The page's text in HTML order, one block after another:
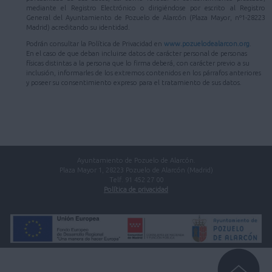
mediante el Registro Electrónico o dirigiéndose por escrito al Registro
General del Ayuntamiento de Pozuelo de Alarcón (Plaza Mayor, nº1-28223
Madrid) acreditando su identidad.
Podrán consultar la Política de Privacidad en www.pozuelodealarcon.org
En el caso de que deban incluirse datos de carácter personal de personas
físicas distintas a la persona que lo firma deberá, con carácter previo a su
inclusión, informarles de los extremos contenidos en los párrafos anteriores
y poseer su consentimiento expreso para el tratamiento de sus datos.
Ayuntamiento de Pozuelo de Alarcón.
Plaza Mayor 1, 28223 Pozuelo de Alarcón (Madrid)
Telf. 91 452 27 00
Política de privacidad